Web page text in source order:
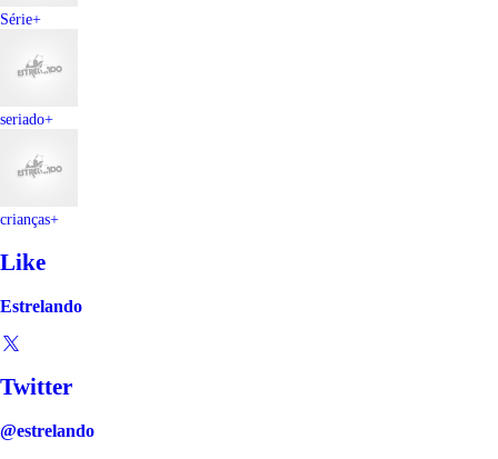
Série+
seriado+
crianças+
Like
Estrelando
Twitter
@estrelando